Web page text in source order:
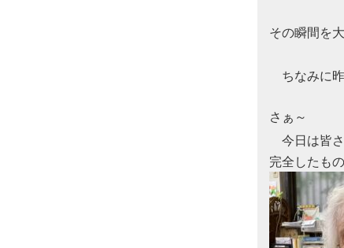
何かの
その瞬間を
楽しく
ちなみに
さぁ～
今日は皆さ